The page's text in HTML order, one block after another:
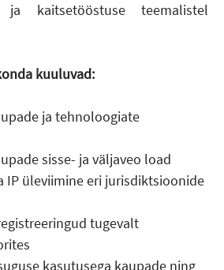
ja kaitsetööstuse teemalistel
kuuluvad:
ja tehnoloogiate
sisse- ja väljaveo load
IP üleviimine eri jurisdiktsioonide
tugevalt
kasutusega kaupade ning